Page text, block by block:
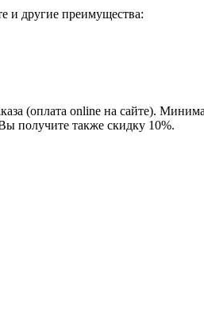
и другие преимущества:
(оплата online на сайте).
получите также скидку 10%.